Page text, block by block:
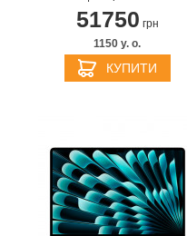
51750 грн
1150 y. о.
КУПИТИ